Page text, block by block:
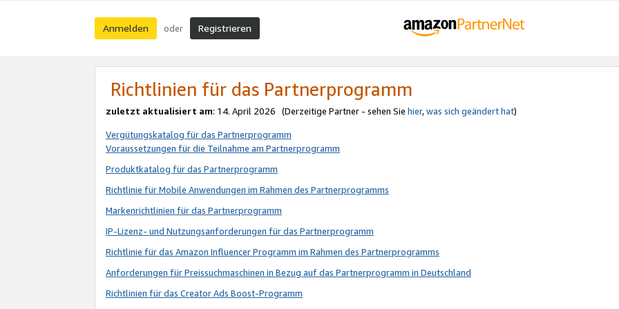
Anmelden oder Registrieren
Richtlinien für das Partnerprogramm
zuletzt aktualisiert am: 14. April 2026 (Derzeitige Partner - sehen Sie hier,was sich geändert hat)
Vergütungskatalog für das Partnerprogramm
Voraussetzungen für die Teilnahme am Partnerprogramm
Produktkatalog für das Partnerprogramm
Richtlinie für Mobile Anwendungen im Rahmen des Partnerprogramms
Markenrichtlinien für das Partnerprogramm
IP-Lizenz- und Nutzungsanforderungen für das Partnerprogramm
Richtlinie für das Amazon Influencer Programm im Rahmen des Partnerprogramms
Anforderungen für Preissuchmaschinen in Bezug auf das Partnerprogramm in Deutschland
Richtlinien für das Creator Ads Boost-Programm